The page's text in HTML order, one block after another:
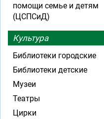
помощи семье и детям
(ЦСПСиД)
Культура
Библиотеки городские
Библиотеки детские
Музеи
Театры
Цирки